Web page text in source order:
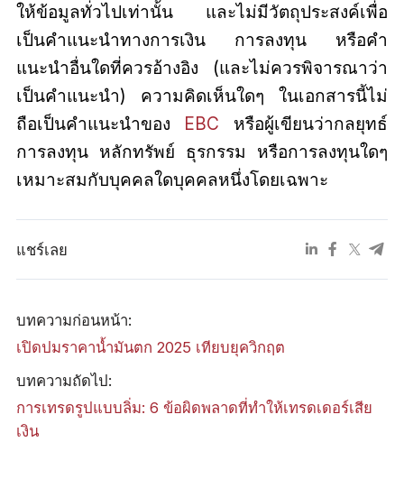
ให้ข้อมูลทั่วไปเท่านั้น และไม่มีวัตถุประสงค์เพื่อ
เป็นคำแนะนำทางการเงิน การลงทุน หรือคำ
แนะนำอื่นใดที่ควรอ้างอิง (และไม่ควรพิจารณาว่า
เป็นคำแนะนำ) ความคิดเห็นใดๆ ในเอกสารนี้ไม่
ถือเป็นคำแนะนำของ EBC หรือผู้เขียนว่ากลยุทธ์
การลงทุน หลักทรัพย์ ธุรกรรม หรือการลงทุนใดๆ
เหมาะสมกับบุคคลใดบุคคลหนึ่งโดยเฉพาะ
แชร์เลย
บทความก่อนหน้า:
เปิดปมราคาน้ำมันตก 2025 เทียบยุควิกฤต
บทความถัดไป:
การเทรดรูปแบบลิ่ม: 6 ข้อผิดพลาดที่ทำให้เทรดเดอร์เสีย
เงิน